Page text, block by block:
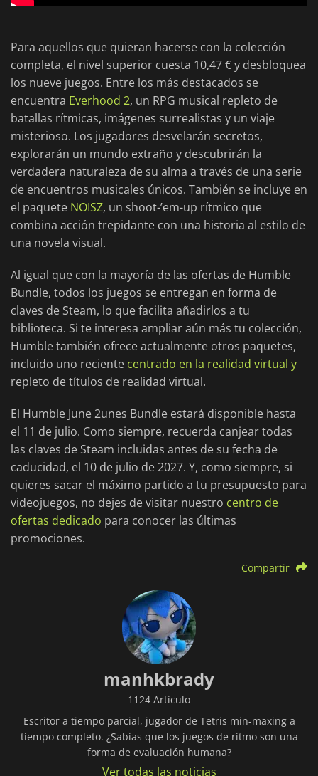
Para aquellos que quieran hacerse con la colección
completa, el nivel superior cuesta 10,47 € y desbloquea
los nueve juegos. Entre los más destacados se
encuentra Everhood 2, un RPG musical repleto de
batallas rítmicas, imágenes surrealistas y un viaje
misterioso. Los jugadores desvelarán secretos,
explorarán un mundo extraño y descubrirán la
verdadera naturaleza de su alma a través de una serie
de encuentros musicales únicos. También se incluye en
el paquete NOISZ, un shoot-’em-up rítmico que
combina acción trepidante con una historia al estilo de
una novela visual.
Al igual que con la mayoría de las ofertas de Humble
Bundle, todos los juegos se entregan en forma de
claves de Steam, lo que facilita añadirlos a tu
biblioteca. Si te interesa ampliar aún más tu colección,
Humble también ofrece actualmente otros paquetes,
incluido uno reciente centrado en la realidad virtual y
repleto de títulos de realidad virtual.
El Humble June 2unes Bundle estará disponible hasta
el 11 de julio. Como siempre, recuerda canjear todas
las claves de Steam incluidas antes de su fecha de
caducidad, el 10 de julio de 2027. Y, como siempre, si
quieres sacar el máximo partido a tu presupuesto para
videojuegos, no dejes de visitar nuestro centro de
ofertas dedicado para conocer las últimas
promociones.
Compartir
manhkbrady
1124 Artículo
Escritor a tiempo parcial, jugador de Tetris min-maxing a
tiempo completo. ¿Sabías que los juegos de ritmo son una
forma de evaluación humana?
Ver todas las noticias